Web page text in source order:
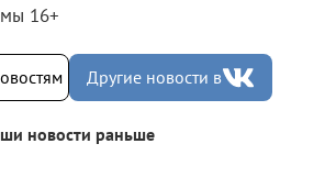
16+
Другие новости в
новости раньше